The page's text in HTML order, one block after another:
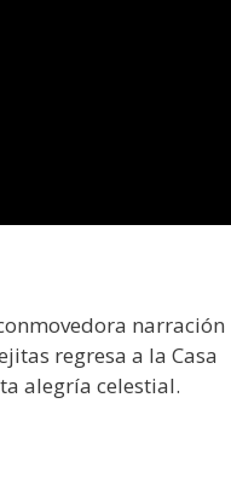
narración
regresa a la Casa
alegría celestial.